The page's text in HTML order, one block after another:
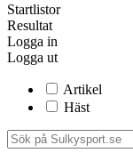
Startlistor
Resultat
Logga in
Logga ut
Artikel
Häst